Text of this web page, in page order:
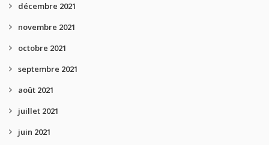
décembre 2021
novembre 2021
octobre 2021
septembre 2021
août 2021
juillet 2021
juin 2021